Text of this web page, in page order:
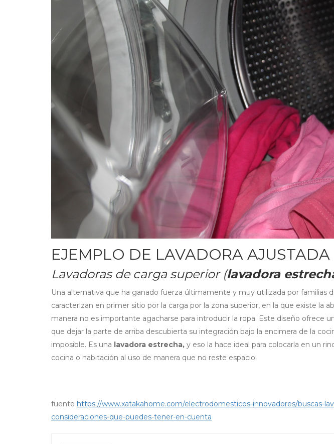
EJEMPLO DE LAVADORA AJUSTADA
Lavadoras de carga superior (lavadora
Una alternativa que ha ganado fuerza últimamente y muy utilizada por familias
caracterizan en primer sitio por la carga por la zona superior, en la que existe la
manera no es importante agacharse para introducir la ropa. Este diseño ofrece
que dejar la parte de arriba descubierta su integración bajo la encimera de la
imposible. Es una lavadora estrecha, y eso la hace ideal para colocarla en un
cocina o habitación al uso de manera que no reste espacio.
fuente https://www.xatakahome.com/electrodomesticos-innovadores/buscas-
consideraciones-que-puedes-tener-en-cuenta